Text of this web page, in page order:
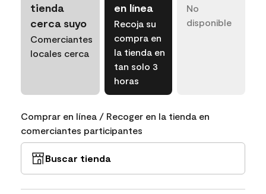
tienda
cerca suyo
Comerciantes
locales cerca
en línea
Recoja su
compra en
la tienda en
tan solo 3
horas
No
disponible
Comprar en línea / Recoger en la tienda en
comerciantes participantes
Buscar tienda